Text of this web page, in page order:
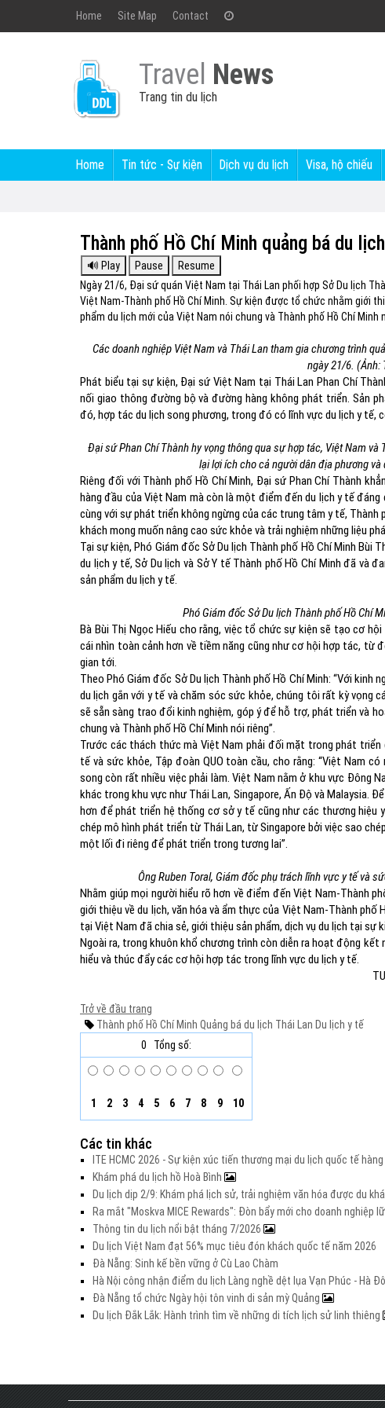
Home Site Map Contact
Travel News
Trang tin du lịch
Home Tin tức - Sự kiện Dịch vụ du lịch Visa, hộ chiếu
Thành phố Hồ Chí Minh quảng bá du
Ngày 21/6, Đại sứ quán Việt Nam tại Thái Lan phối hợp Sở Du lịch
Việt Nam-Thành phố Hồ Chí Minh. Sự kiện được tổ chức nhằm giới
phẩm du lịch mới của Việt Nam nói chung và Thành phố Hồ Chí
Các doanh nghiệp Việt Nam và Thái Lan tham gia chương trình
ngày 21/6. (Ảnh:
Phát biểu tại sự kiện, Đại sứ Việt Nam tại Thái Lan Phan Chí
nối giao thông đường bộ và đường hàng không phát triển. Sản
đó, hợp tác du lịch song phương, trong đó có lĩnh vực du lịch y tế,
Đại sứ Phan Chí Thành hy vọng thông qua sự hợp tác, Việt Nam
lại lợi ích cho cả người dân địa phương
Riêng đối với Thành phố Hồ Chí Minh, Đại sứ Phan Chí Thành
hàng đầu của Việt Nam mà còn là một điểm đến du lịch y tế
cùng với sự phát triển không ngừng của các trung tâm y tế,
khách mong muốn nâng cao sức khỏe và trải nghiệm những liệu
Tại sự kiện, Phó Giám đốc Sở Du lịch Thành phố Hồ Chí Minh
du lịch y tế, Sở Du lịch và Sở Y tế Thành phố Hồ Chí Minh đã và
sản phẩm du lịch y tế.
Phó Giám đốc Sở Du lịch Thành phố Hồ Chí
Bà Bùi Thị Ngọc Hiếu cho rằng, việc tổ chức sự kiện sẽ tạo cơ
cái nhìn toàn cảnh hơn về tiềm năng cũng như cơ hội hợp tác, từ
gian tới.
Theo Phó Giám đốc Sở Du lịch Thành phố Hồ Chí Minh: “Với kinh
du lịch gắn với y tế và chăm sóc sức khỏe, chúng tôi rất kỳ vọng
sẽ sẵn sàng trao đổi kinh nghiệm, góp ý để hỗ trợ, phát triển và
chung và Thành phố Hồ Chí Minh nói riêng”.
Trước các thách thức mà Việt Nam phải đối mặt trong phát triển
tế và sức khỏe, Tập đoàn QUO toàn cầu, cho rằng: “Việt Nam
song còn rất nhiều việc phải làm. Việt Nam nằm ở khu vực Đông
khác trong khu vực như Thái Lan, Singapore, Ấn Độ và Malaysia.
hơn để phát triển hệ thống cơ sở y tế cũng như các thương hiệu
chép mô hình phát triển từ Thái Lan, từ Singapore bởi việc sao
một lối đi riêng để phát triển trong tương lai”.
Ông Ruben Toral, Giám đốc phụ trách lĩnh vực y tế và
Nhằm giúp mọi người hiểu rõ hơn về điểm đến Việt Nam-Thành
giới thiệu về du lịch, văn hóa và ẩm thực của Việt Nam-Thành phố
tại Việt Nam đã chia sẻ, giới thiệu sản phẩm, dịch vụ du lịch tại sự
Ngoài ra, trong khuôn khổ chương trình còn diễn ra hoạt động kết
hiểu và thúc đẩy các cơ hội hợp tác trong lĩnh vực du lịch y tế.
Trở về đầu trang
Thành phố Hồ Chí Minh Quảng bá du lịch Thái Lan Du lịch y tế
0
Tổng số:
1 2 3 4 5 6 7 8 9 10
Các tin khác
ITE HCMC 2026 - Sự kiện xúc tiến thương mại du lịch quốc tế
Khám phá du lịch hồ Hoà Bình
Du lịch dịp 2/9: Khám phá lịch sử, trải nghiệm văn hóa được du
Ra mắt "Moskva MICE Rewards": Đòn bẩy mới cho doanh nghiệp
Thông tin du lịch nổi bật tháng 7/2026
Du lịch Việt Nam đạt 56% mục tiêu đón khách quốc tế năm 2026
Đà Nẵng: Sinh kế bền vững ở Cù Lao Chàm
Hà Nội công nhận điểm du lịch Làng nghề dệt lụa Vạn Phúc - Hà
Đà Nẵng tổ chức Ngày hội tôn vinh di sản mỳ Quảng
Du lịch Đắk Lắk: Hành trình tìm về những di tích lịch sử linh thiêng